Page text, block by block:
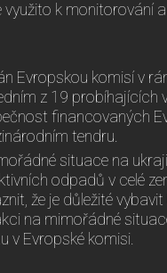
k monitorování
Evropskou komisí v
z 19 probíhajících
financovaných
tendru.
situace na
odpadů v celé
že je důležité vybavit
na mimořádné
v Evropské komisi.